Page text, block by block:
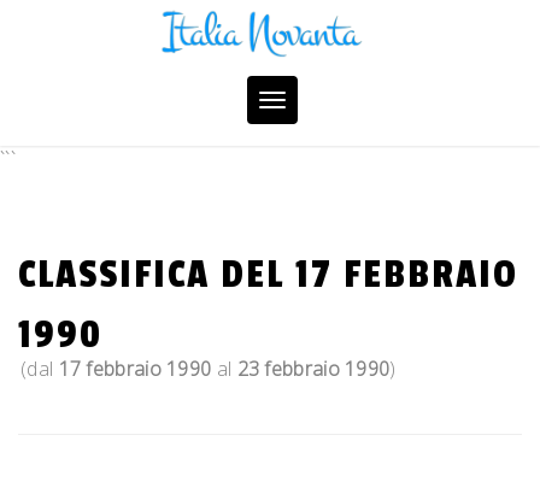
Toggle
navigation
```
CLASSIFICA DEL 17 FEBBRAIO
1990
(dal 17 febbraio 1990 al 23 febbraio 1990)